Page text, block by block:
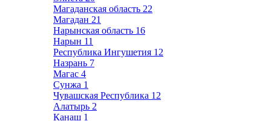
Магаданская область 22
Магадан 21
Нарынская область 16
Нарын 11
Республика Ингушетия 12
Назрань 7
Магас 4
Сунжа 1
Чувашская Республика 12
Алатырь 2
Канаш 1